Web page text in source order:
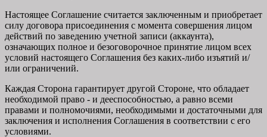
Настоящее Соглашение считается заключенным и приобретает
силу договора присоединения с момента совершения лицом
действий по заведению учетной записи (аккаунта),
означающих полное и безоговорочное принятие лицом всех
условий настоящего Соглашения без каких-либо изъятий и/
или ограничений.
Каждая Сторона гарантирует другой Стороне, что обладает
необходимой право - и дееспособностью, а равно всеми
правами и полномочиями, необходимыми и достаточными для
заключения и исполнения Соглашения в соответствии с его
условиями.